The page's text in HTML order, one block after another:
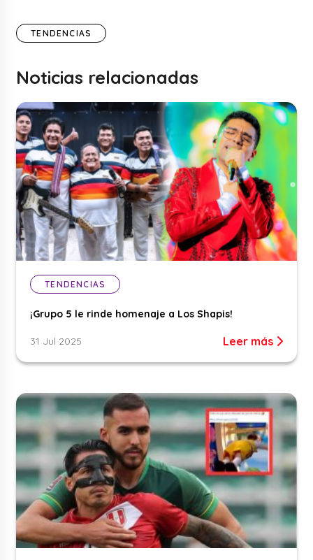
TENDENCIAS
Noticias relacionadas
TENDENCIAS
¡Grupo 5 le rinde homenaje a Los Shapis!
31 Jul 2025 Leer más